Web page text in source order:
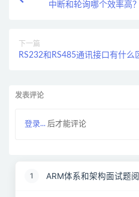
中断和轮询哪个效率高
下一篇
RS232和RS485通讯接口有什么
发表评论
登录... 后才能评论
1 ARM体系和架构面试题